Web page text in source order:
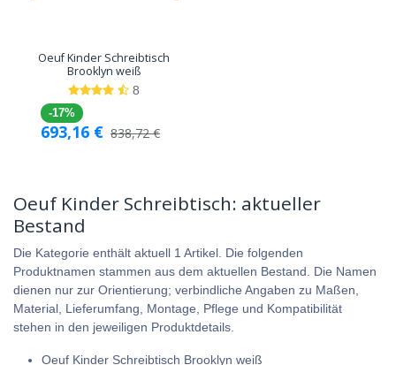
Oeuf Kinder Schreibtisch
Brooklyn weiß
8
-17%
693,16 € 838,72€
Oeuf Kinder Schreibtisch: aktueller
Bestand
Die Kategorie enthält aktuell 1 Artikel. Die folgenden
Produktnamen stammen aus dem aktuellen Bestand. Die Namen
dienen nur zur Orientierung; verbindliche Angaben zu Maßen,
Material, Lieferumfang, Montage, Pflege und Kompatibilität
stehen in den jeweiligen Produktdetails.
Oeuf Kinder Schreibtisch Brooklyn weiß